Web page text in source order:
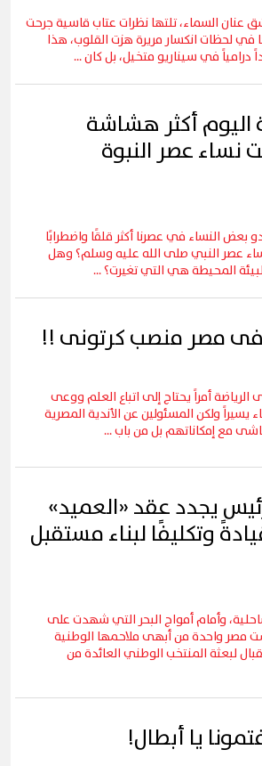
السماء، تلتها نظرات عتاب قاسية جرحت
في لحظات انكسار مريرة هزت القلوب، هذا
درامياً في سيناريو متخيل، بل كان ...
اليوم أكثر هشاشة
نساء عصر النبوة
بعض النساء في عصرنا أكثر قلقًا واضطرابًا
عصر النبي صلى الله عليه وسلم؟ وهل
المحيطة هي التي تغيرت؟ ...
فى مصر منصب كرتونى !!
الرياضة أمراً يحتاج إلى اتباع العلم ووعى
يسيراً ولكن المسئولين عن الأندية المصرية
مع إمكاناتهم بل من باب ...
يجدد عقد «العميد»
وتكليفًا لبناء مستقبل
وأمام أمواج البحر التي شهدت على
مصر واحدة من أبهى ملاحمها الوطنية
لبعثة المنتخب الوطني العائدة من
يا أبطال!